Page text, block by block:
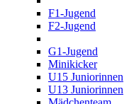
F1-Jugend
F2-Jugend
G1-Jugend
Minikicker
U15 Juniorinnen
U13 Juniorinnen